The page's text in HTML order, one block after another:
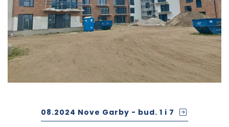
08.2024 Nove Garby - bud. 1 i 7